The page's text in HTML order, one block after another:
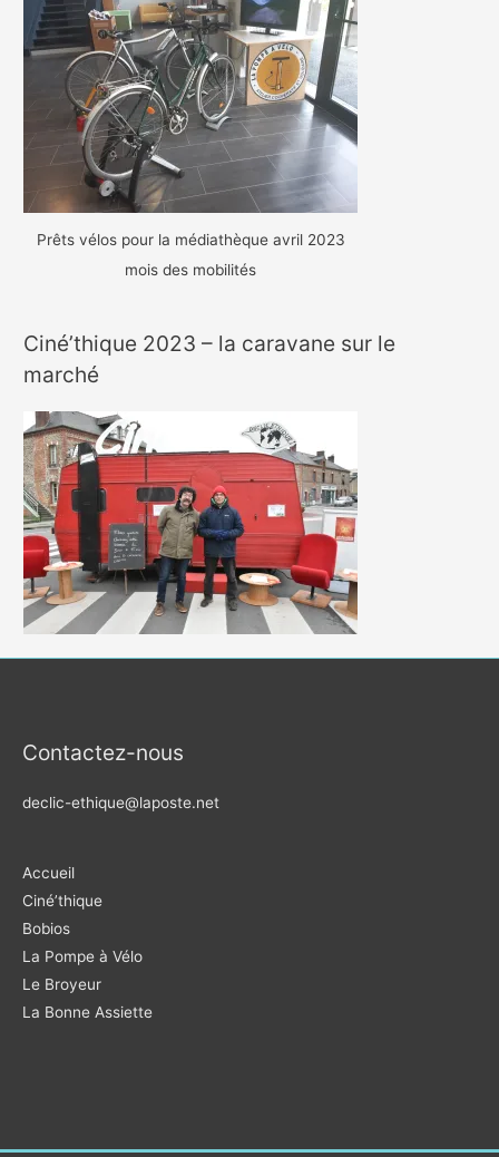
Prêts vélos pour la médiathèque avril 2023
mois des mobilités
Ciné’thique 2023 – la caravane sur le
marché
Contactez-nous
declic-ethique@laposte.net
Accueil
Ciné’thique
Bobios
La Pompe à Vélo
Le Broyeur
La Bonne Assiette